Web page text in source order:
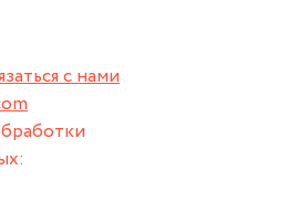
с нами